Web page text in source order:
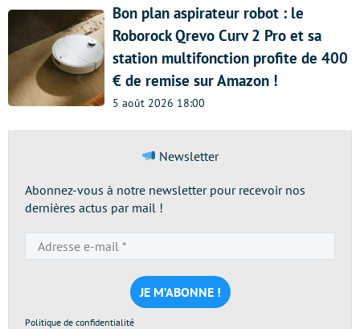
Bon plan aspirateur robot : le
Roborock Qrevo Curv 2 Pro et sa
station multifonction profite de 400
€ de remise sur Amazon !
5 août 2026 18:00
Newsletter
Abonnez-vous à notre newsletter pour recevoir nos
dernières actus par mail !
e-
mail
*
Politique de confidentialité